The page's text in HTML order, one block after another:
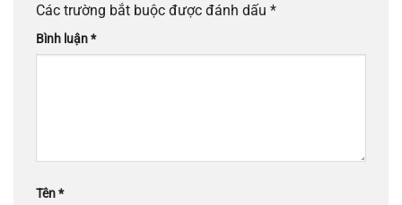
Các trường bắt buộc được đánh dấu *
Bình luận*
Tên*